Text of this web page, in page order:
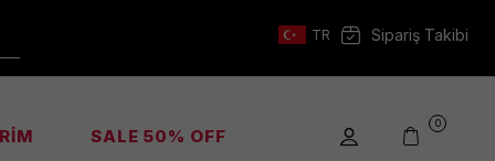
TR Sipariş Takibi
SALE 50% OFF
0